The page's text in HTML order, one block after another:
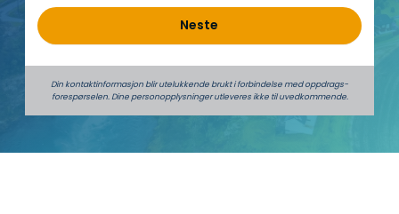
Neste
Din kontaktinformasjon blir utelukkende brukt i forbindelse med oppdrags­
forespørselen. Dine person­­opplysninger utleveres ikke til uvedkommende.